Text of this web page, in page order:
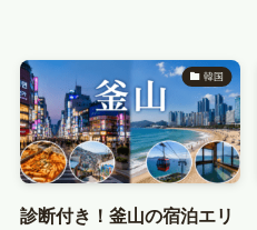
韓国
診断付き！釜山の宿泊エリ